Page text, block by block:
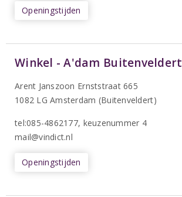
Openingstijden
Winkel - A'dam Buitenveldert
Arent Janszoon Ernststraat 665
1082 LG Amsterdam (Buitenveldert)
tel:085-4862177, keuzenummer 4
mail@vindict.nl
Openingstijden